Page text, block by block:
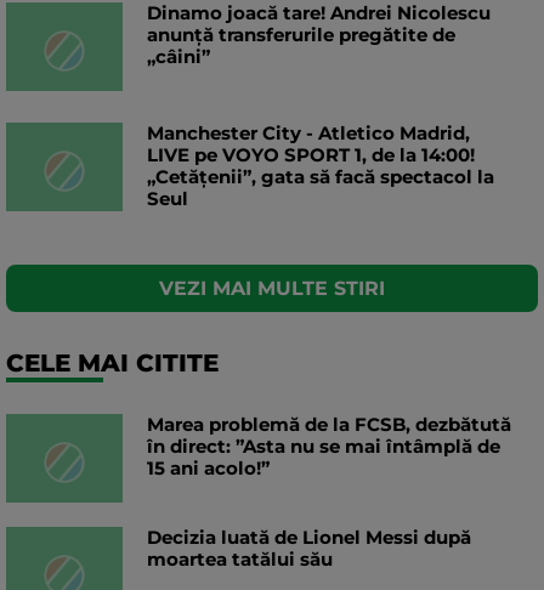
Dinamo joacă tare! Andrei Nicolescu
anunță transferurile pregătite de
„câini”
Manchester City - Atletico Madrid,
LIVE pe VOYO SPORT 1, de la 14:00!
„Cetățenii”, gata să facă spectacol la
Seul
VEZI MAI MULTE STIRI
CELE MAI CITITE
Marea problemă de la FCSB, dezbătută
în direct: ”Asta nu se mai întâmplă de
15 ani acolo!”
Decizia luată de Lionel Messi după
moartea tatălui său